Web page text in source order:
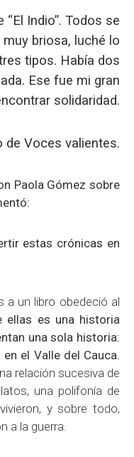
Indio”. Todos se
briosa, luché lo
tipos. Había dos
Ese fue mi gran
solidaridad.
de Voces valientes.
Paola Gómez sobre
estas crónicas en
a un libro obedeció al
ellas es una historia
una sola historia:
el Valle del Cauca.
relación sucesiva de
una polifonía de
y sobre todo,
a la guerra.